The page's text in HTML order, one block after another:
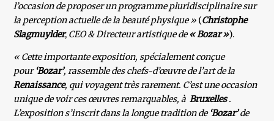
l’occasion de proposer un programme pluridisciplinaire sur
la perception actuelle de la beauté physique » (Christophe
Slagmuylder, CEO & Directeur artistique de« Bozar »).
« Cette importante exposition, spécialement conçue
pour‘Bozar’, rassemble des chefs-d’œuvre de l’art de la
Renaissance, qui voyagent très rarement. C’est une occasion
unique de voir ces œuvres remarquables, àBruxelles.
L’exposition s’inscrit dans la longue tradition de‘Bozar’de